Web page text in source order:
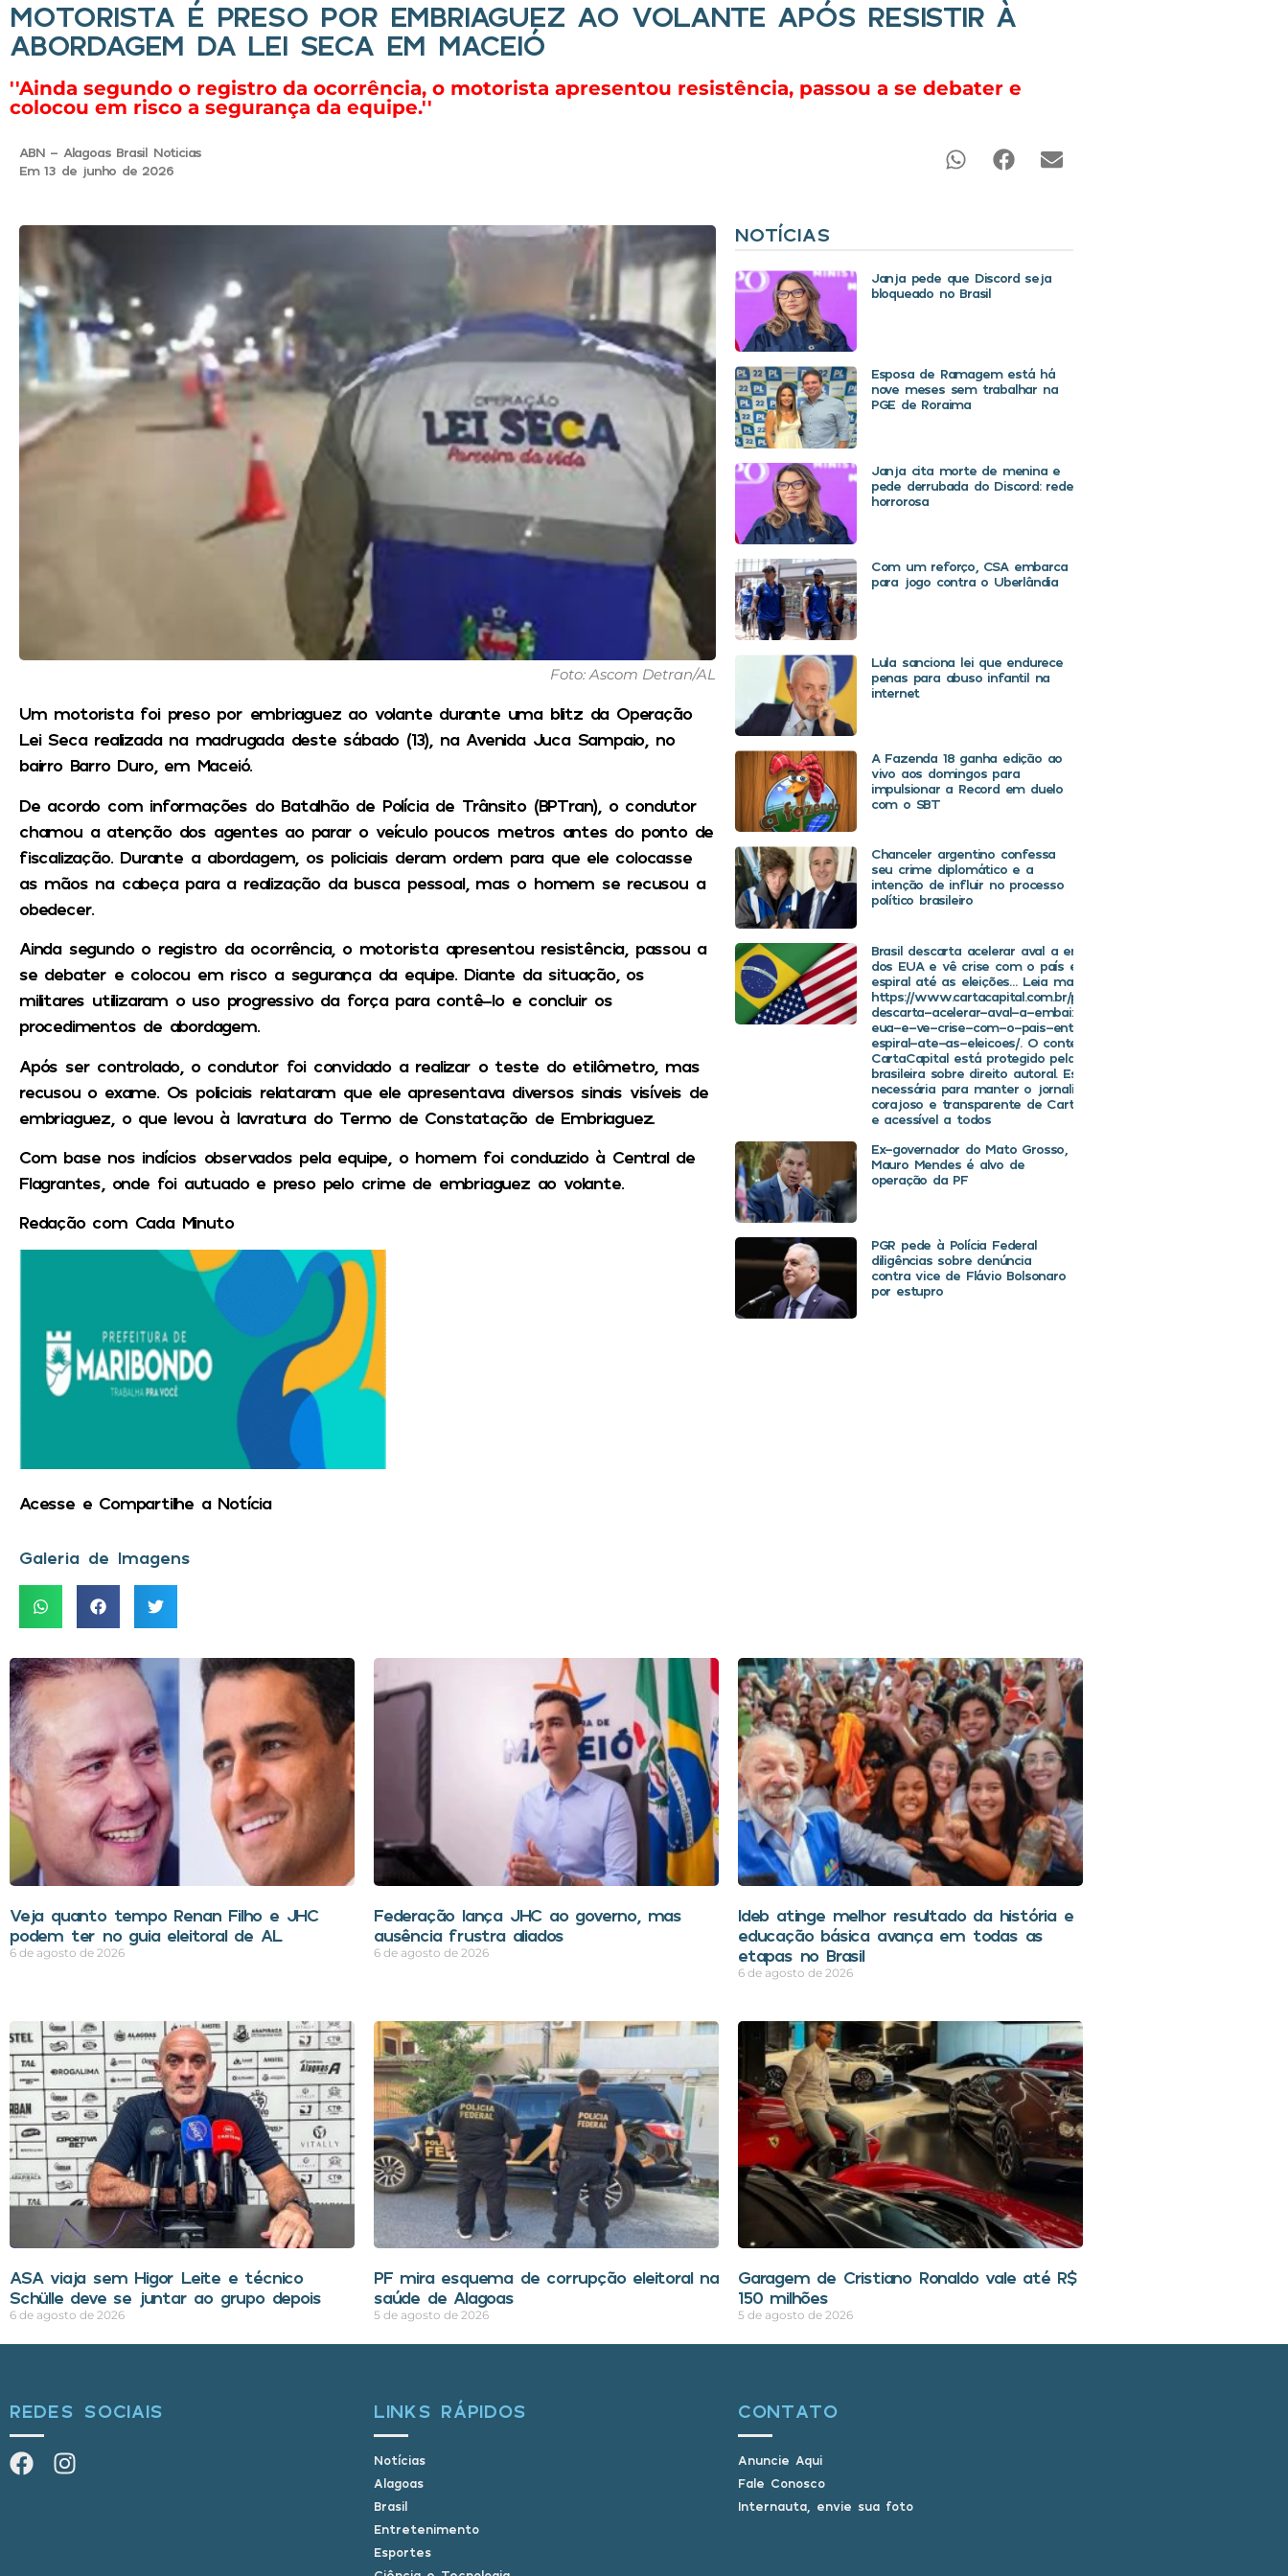
MOTORISTA É PRESO POR EMBRIAGUEZ AO VOLANTE APÓS RESISTIR À
ABORDAGEM DA LEI SECA EM MACEIÓ
''Ainda segundo o registro da ocorrência, o motorista apresentou resistência, passou a se debater e
colocou em risco a segurança da equipe.''
ABN - Alagoas Brasil Noticias
Em 13 de junho de 2026
Foto: Ascom Detran/AL
Um motorista foi preso por embriaguez ao volante durante uma blitz da Operação
Lei Seca realizada na madrugada deste sábado (13), na Avenida Juca Sampaio, no
bairro Barro Duro, em Maceió.
De acordo com informações do Batalhão de Polícia de Trânsito (BPTran), o condutor
chamou a atenção dos agentes ao parar o veículo poucos metros antes do ponto de
fiscalização. Durante a abordagem, os policiais deram ordem para que ele colocasse
as mãos na cabeça para a realização da busca pessoal, mas o homem se recusou a
obedecer.
Ainda segundo o registro da ocorrência, o motorista apresentou resistência, passou a
se debater e colocou em risco a segurança da equipe. Diante da situação, os
militares utilizaram o uso progressivo da força para contê-lo e concluir os
procedimentos de abordagem.
Após ser controlado, o condutor foi convidado a realizar o teste do etilômetro, mas
recusou o exame. Os policiais relataram que ele apresentava diversos sinais visíveis de
embriaguez, o que levou à lavratura do Termo de Constatação de Embriaguez.
Com base nos indícios observados pela equipe, o homem foi conduzido à Central de
Flagrantes, onde foi autuado e preso pelo crime de embriaguez ao volante.
Redação com Cada Minuto
Acesse e Compartilhe a Notícia
Galeria de Imagens
NOTÍCIAS
Janja pede que Discord seja
bloqueado no Brasil
Esposa de Ramagem está há
nove meses sem trabalhar na
PGE de Roraima
Janja cita morte de menina e
pede derrubada do Discord: rede
horrorosa
Com um reforço, CSA embarca
para jogo contra o Uberlândia
Lula sanciona lei que endurece
penas para abuso infantil na
internet
A Fazenda 18 ganha edição ao
vivo aos domingos para
impulsionar a Record em duelo
com o SBT
Chanceler argentino confessa
seu crime diplomático e a
intenção de influir no processo
político brasileiro
Brasil descarta acelerar aval a embaixador
dos EUA e vê crise com o país entrar em
espiral até as eleições… Leia mais em
https://www.cartacapital.com.br/politica/brasil-
descarta-acelerar-aval-a-embaixador-dos-
eua-e-ve-crise-com-o-pais-entrar-em-
espiral-ate-as-eleicoes/. O conteúdo de
CartaCapital está protegido pela legislação
brasileira sobre direito autoral. Essa defesa é
necessária para manter o jornalismo
corajoso e transparente de CartaCapital vivo
e acessível a todos
Ex-governador do Mato Grosso,
Mauro Mendes é alvo de
operação da PF
PGR pede à Polícia Federal
diligências sobre denúncia
contra vice de Flávio Bolsonaro
por estupro
Veja quanto tempo Renan Filho e JHC
podem ter no guia eleitoral de AL
6 de agosto de 2026
Federação lança JHC ao governo, mas
ausência frustra aliados
6 de agosto de 2026
Ideb atinge melhor resultado da história e
educação básica avança em todas as
etapas no Brasil
6 de agosto de 2026
ASA viaja sem Higor Leite e técnico
Schülle deve se juntar ao grupo depois
6 de agosto de 2026
PF mira esquema de corrupção eleitoral na
saúde de Alagoas
5 de agosto de 2026
Garagem de Cristiano Ronaldo vale até R$
150 milhões
5 de agosto de 2026
REDES SOCIAIS LINKS RÁPIDOS
Notícias
Alagoas
Brasil
Entretenimento
Esportes
CONTATO
Anuncie Aqui
Fale Conosco
Internauta, envie sua foto